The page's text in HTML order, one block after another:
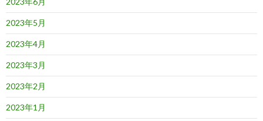
2023年5月
2023年4月
2023年3月
2023年2月
2023年1月